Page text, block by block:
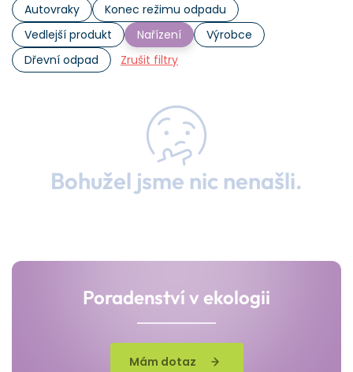
Autovraky
Konec režimu odpadu
Vedlejší produkt
Nařízení
Výrobce
Dřevní odpad
Zrušit filtry
Bohužel jsme nic nenašli.
Poradenství v ekologii
Mám dotaz